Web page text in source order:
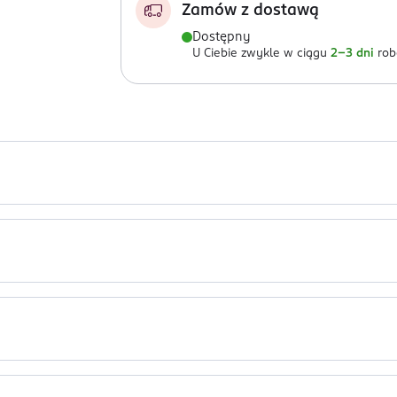
Zamów z dostawą
Dostępny
U Ciebie zwykle w ciągu 2-3 dni
jest losowo. Zdjęcia pokazują przykładowe warianty.
Leaf Juice, Glycerin, Ethylhexylglycerin, Caprylyl/Capryl
Sorbate, Parfum.